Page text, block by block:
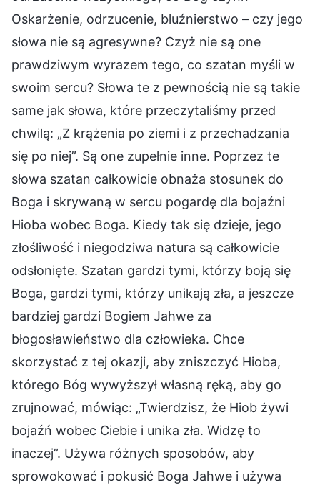
Oskarżenie, odrzucenie, bluźnierstwo – czy jego
słowa nie są agresywne? Czyż nie są one
prawdziwym wyrazem tego, co szatan myśli w
swoim sercu? Słowa te z pewnością nie są takie
same jak słowa, które przeczytaliśmy przed
chwilą: „Z krążenia po ziemi i z przechadzania
się po niej”. Są one zupełnie inne. Poprzez te
słowa szatan całkowicie obnaża stosunek do
Boga i skrywaną w sercu pogardę dla bojaźni
Hioba wobec Boga. Kiedy tak się dzieje, jego
złośliwość i niegodziwa natura są całkowicie
odsłonięte. Szatan gardzi tymi, którzy boją się
Boga, gardzi tymi, którzy unikają zła, a jeszcze
bardziej gardzi Bogiem Jahwe za
błogosławieństwo dla człowieka. Chce
skorzystać z tej okazji, aby zniszczyć Hioba,
którego Bóg wywyższył własną ręką, aby go
zrujnować, mówiąc: „Twierdzisz, że Hiob żywi
bojaźń wobec Ciebie i unika zła. Widzę to
inaczej”. Używa różnych sposobów, aby
sprowokować i pokusić Boga Jahwe i używa